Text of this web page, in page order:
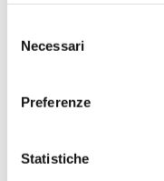
delNecessari
Preferenze
Statistiche
30.08.2017